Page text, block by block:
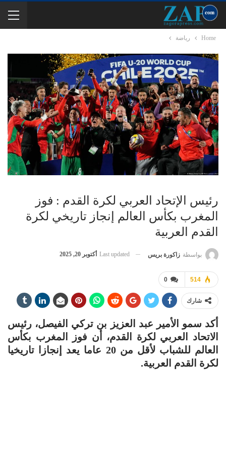
Home رياضة
رئيس الإتحاد العربي لكرة القدم : فوز
المغرب بكأس العالم إنجاز تاريخي لكرة
القدم العربية
بواسطة زاكورة بريس Last updated أكتوبر 20, 2025
0 514
شارك
أكد سمو الأمير عبد العزيز بن تركي الفيصل، رئيس
الاتحاد العربي لكرة القدم، أن فوز المغرب بكأس
العالم للشباب لأقل من 20 عاما يعد إنجازا تاريخيا
لكرة القدم العربية.